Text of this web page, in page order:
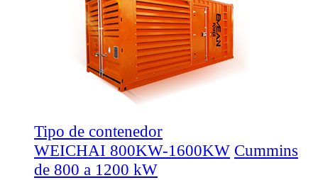
Tipo de contenedor
WEICHAI 800KW-1600KW Cummins
de 800 a 1200 kW